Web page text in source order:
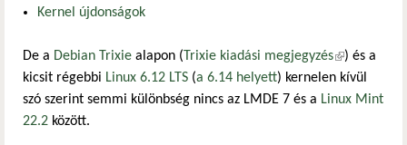
Kernel újdonságok
De a Debian Trixie alapon ( Trixie kiadási megjegyzés(külső
hivatkozás)
) és a
kicsit régebbi Linux 6.12 LTS (a 6.14 helyett) kernelen kívül
szó szerint semmi különbség nincs az LMDE 7 és a Linux Mint
22.2 között.